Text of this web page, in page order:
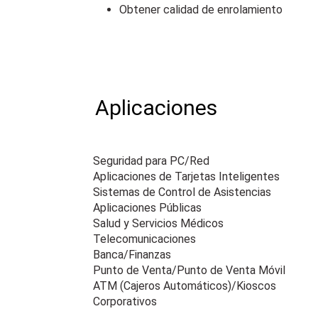
Obtener calidad de enrolamiento
Aplicaciones
Seguridad para PC/Red
Aplicaciones de Tarjetas Inteligentes
Sistemas de Control de Asistencias
Aplicaciones Públicas
Salud y Servicios Médicos
Telecomunicaciones
Banca/Finanzas
Punto de Venta/Punto de Venta Móvil
ATM (Cajeros Automáticos)/Kioscos
Corporativos